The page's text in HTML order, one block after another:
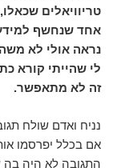
טריוויאלים
אחד שנחשף
נראה אולי לא
לי שהייתי קורא
זה לא מתאפשר.
נניח ואדם שולח
אם בכלל יפרסמו
התגובה לא היה בה